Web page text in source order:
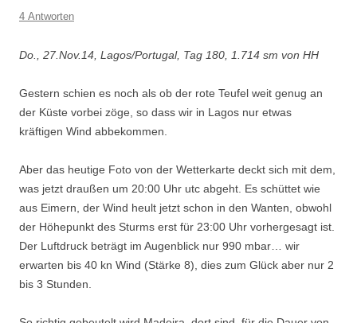
4 Antworten
Do., 27.Nov.14, Lagos/Portugal, Tag 180, 1.714 sm von HH
Gestern schien es noch als ob der rote Teufel weit genug an
der Küste vorbei zöge, so dass wir in Lagos nur etwas
kräftigen Wind abbekommen.
Aber das heutige Foto von der Wetterkarte deckt sich mit dem,
was jetzt draußen um 20:00 Uhr utc abgeht. Es schüttet wie
aus Eimern, der Wind heult jetzt schon in den Wanten, obwohl
der Höhepunkt des Sturms erst für 23:00 Uhr vorhergesagt ist.
Der Luftdruck beträgt im Augenblick nur 990 mbar… wir
erwarten bis 40 kn Wind (Stärke 8), dies zum Glück aber nur 2
bis 3 Stunden.